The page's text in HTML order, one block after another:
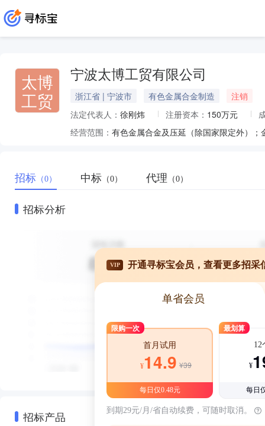
太博
工贸
宁波太博工贸有限公司
浙江省 | 宁波市 有色金属合金制造
注销
法定代表人： 徐刚炜 注册资本： 150万元
经营范围：
招标 （0） 中标 （0） 代理 （0）
招标分析
招标产品
VIP 开通寻标宝会员，查看更多招采
单省会员
限购一次
首月试用
¥14.9 ¥39
每日仅0.48元
最划算
12
¥
每日
到期29元/月/省自动续费，可随时取消。